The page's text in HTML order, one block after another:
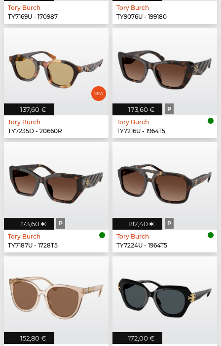
Tory Burch
TY7169U - 170987
Tory Burch
TY9076U - 199180
137,60 €
Tory Burch
TY7235D - 20660R
173,60 € P
Tory Burch
TY7216U - 1964T5
173,60 € P
Tory Burch
TY7187U - 1728T5
182,40 € P
Tory Burch
TY7224U - 1964T5
152,80 € 172,00 €